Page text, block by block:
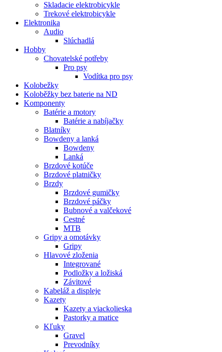
Skladacie elektrobicykle
Trekové elektrobicykle
Elektronika
Audio
Slúchadlá
Hobby
Chovatelské potřeby
Pro psy
Vodítka pro psy
Kolobežky
Koloběžky bez baterie na ND
Komponenty
Batérie a motory
Batérie a nabíjačky
Blatníky
Bowdeny a lanká
Bowdeny
Lanká
Brzdové kotúče
Brzdové platničky
Brzdy
Brzdové gumičky
Brzdové páčky
Bubnové a valčekové
Cestné
MTB
Gripy a omotávky
Gripy
Hlavové zloženia
Integrované
Podložky a ložiská
Závitové
Kabeláž a displeje
Kazety
Kazety a viackolieska
Pastorky a matice
Kľuky
Gravel
Prevodníky